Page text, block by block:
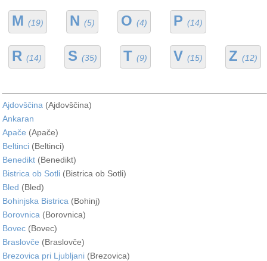
M (19) N (5) O (4) P (14)
R (14) S (35) T (9) V (15) Z (12)
Ajdovščina (Ajdovščina)
Ankaran
Apače (Apače)
Beltinci (Beltinci)
Benedikt (Benedikt)
Bistrica ob Sotli (Bistrica ob Sotli)
Bled (Bled)
Bohinjska Bistrica (Bohinj)
Borovnica (Borovnica)
Bovec (Bovec)
Braslovče (Braslovče)
Brezovica pri Ljubljani (Brezovica)